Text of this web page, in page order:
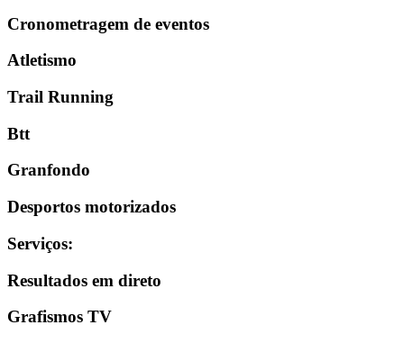
Cronometragem de eventos
Atletismo
Trail Running
Btt
Granfondo
Desportos motorizados
Serviços:
Resultados em direto
Grafismos TV